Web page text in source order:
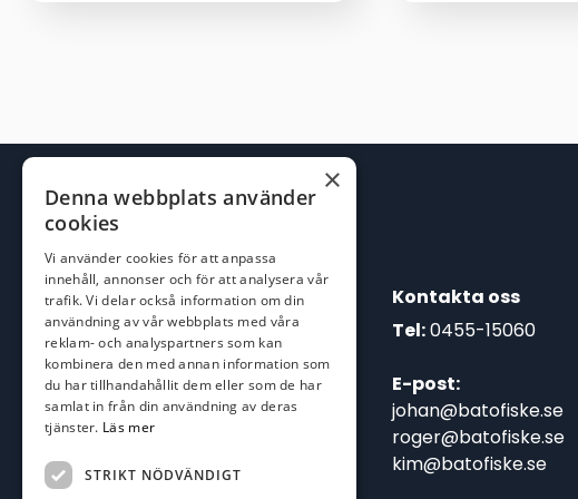
Kontakta oss
Tel:0455-15060
E-post:
johan@batofiske.se
roger@batofiske.se
kim@batofiske.se
×
Denna webbplats använder
cookies
Vi använder cookies för att anpassa
innehåll, annonser och för att analysera vår
trafik. Vi delar också information om din
användning av vår webbplats med våra
reklam- och analyspartners som kan
kombinera den med annan information som
du har tillhandahållit dem eller som de har
samlat in från din användning av deras
tjänster. Läs mer
STRIKT NÖDVÄNDIGT